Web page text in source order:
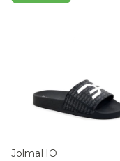
JolmaHO